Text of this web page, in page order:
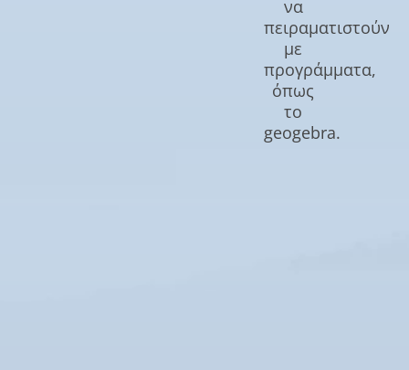
να
πειραματιστούν
με
προγράμματα,
όπως
το
geogebra.